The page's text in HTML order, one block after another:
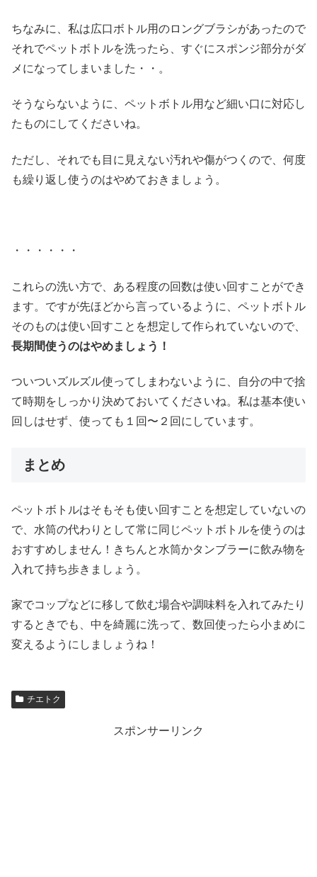
ちなみに、私は広口ボトル用のロングブラシがあったので
それでペットボトルを洗ったら、すぐにスポンジ部分がダ
メになってしまいました・・。
そうならないように、ペットボトル用など細い口に対応し
たものにしてくださいね。
ただし、それでも目に見えない汚れや傷がつくので、何度
も繰り返し使うのはやめておきましょう。
・・・・・・
これらの洗い方で、ある程度の回数は使い回すことができ
ます。ですが先ほどから言っているように、ペットボトル
そのものは使い回すことを想定して作られていないので、
長期間使うのはやめましょう！
ついついズルズル使ってしまわないように、自分の中で捨
て時期をしっかり決めておいてくださいね。私は基本使い
回しはせず、使っても１回〜２回にしています。
まとめ
ペットボトルはそもそも使い回すことを想定していないの
で、水筒の代わりとして常に同じペットボトルを使うのは
おすすめしません！きちんと水筒かタンブラーに飲み物を
入れて持ち歩きましょう。
家でコップなどに移して飲む場合や調味料を入れてみたり
するときでも、中を綺麗に洗って、数回使ったら小まめに
変えるようにしましょうね！
チエトク
スポンサーリンク